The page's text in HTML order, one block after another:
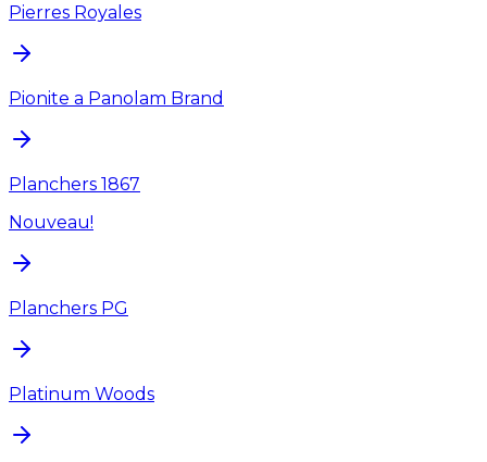
Pierres Royales
Pionite a Panolam Brand
Planchers 1867
Nouveau!
Planchers PG
Platinum Woods